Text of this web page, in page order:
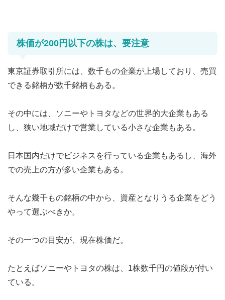
株価が200円以下の株は、要注意
東京証券取引所には、数千もの企業が上場しており、売買
できる銘柄が数千銘柄もある。
その中には、ソニーやトヨタなどの世界的大企業もある
し、狭い地域だけで営業している小さな企業もある。
日本国内だけでビジネスを行っている企業もあるし、海外
での売上の方が多い企業もある。
そんな幾千もの銘柄の中から、資産となりうる企業をどう
やって選ぶべきか。
その一つの目安が、現在株価だ。
たとえばソニーやトヨタの株は、1株数千円の値段が付い
ている。